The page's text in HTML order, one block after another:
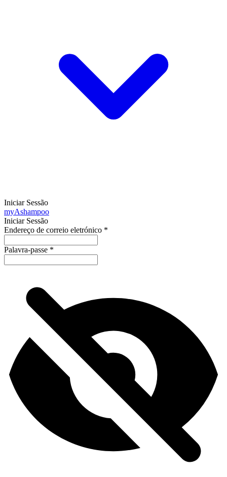
Iniciar Sessão
myAshampoo
Iniciar Sessão
Endereço de correio eletrónico *
Palavra-passe *